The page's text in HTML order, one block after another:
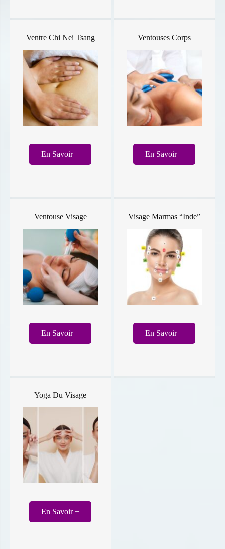
Ventre Chi Nei Tsang
En Savoir +
Ventouses Corps
En Savoir +
Ventouse Visage
En Savoir +
Visage Marmas “Inde”
En Savoir +
Yoga Du Visage
En Savoir +